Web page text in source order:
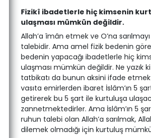
Fizikî ibadetlerle hiç kimsenin
ulaşması mümkün değildir.
Allah’a îmân etmek ve O’na
talebidir. Ama amel fizik bedenin
bedenin yapacağı ibadetlerle hiç
ulaşması mümkün değildir. Ne yazık
tatbikatı da bunun aksini ifade
vasıta emirlerden ibaret İslâm’ın 5
getirerek bu 5 şart ile kurtuluşa
zannetmektedirler. Ama İslâm’ın 5
ruhun talebi olan Allah’a sarılmak,
dilemek olmadığı için kurtuluş